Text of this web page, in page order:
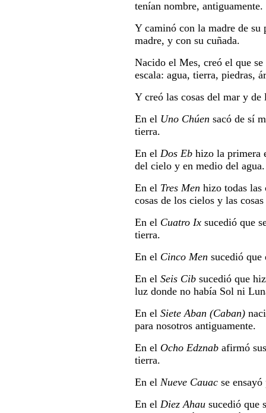
tenían nombre, antiguamente.
Y caminó con la madre de su
madre, y con su cuñada.
Nacido el Mes, creó el que
escala: agua, tierra, piedras,
Y creó las cosas del mar y de
En el Uno Chúen sacó de sí
tierra.
En el Dos Eb hizo la primera
del cielo y en medio del
En el Tres Men hizo todas las
cosas de los cielos y las
En el Cuatro Ix sucedió que
tierra.
En el Cinco Men sucedió que
En el Seis Cib sucedió que
luz donde no había Sol ni
En el Siete Aban (Caban)
para nosotros antiguamente.
En el Ocho Edznab afirmó
tierra.
En el Nueve Cauac se
En el Diez Ahau sucedió que